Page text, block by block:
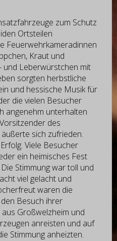
zum Schutz
Ortsteilen
Feuerwehrkameradinnen
Kraut und
und Leberwürstchen mit
sorgten herbstliche
und hessische Musik für
die vielen Besucher
angenehm unterhalten
des
sich zufrieden.
Viele Besucher
ein heimisches Fest
Stimmung war toll und
viel gelacht und
waren die
Besuch ihrer
Großwelzheim und
anreisten und auf
Stimmung anheizten.